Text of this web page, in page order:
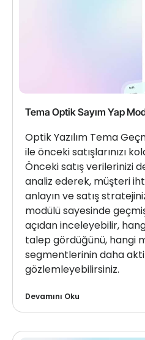
Tema Optik Sayım Yap
Optik Yazılım Tema
ile önceki satışlarınızı
Önceki satış verilerinizi
analiz ederek, müşteri
anlayın ve satış
modülü sayesinde geçmiş
açıdan inceleyebilir,
talep gördüğünü, hangi
segmentlerinin daha
gözlemleyebilirsiniz.
Devamını Oku